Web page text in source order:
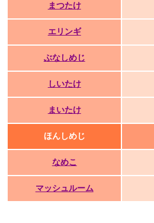
まつたけ
エリンギ
ぶなしめじ
しいたけ
まいたけ
ほんしめじ
なめこ
マッシュルーム